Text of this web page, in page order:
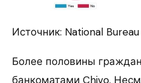
Источник: National
Более половины
банкоматами Chivo.